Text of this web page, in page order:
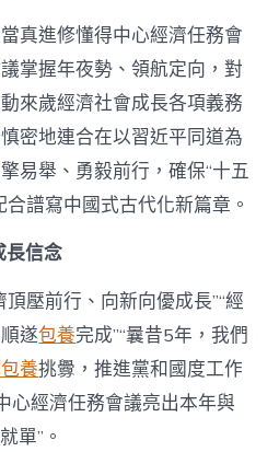
｜
真
抓
實
干
專
包
養
行
首
創
中
國
式
古
進修懂得中心經濟任務會
掌握年夜勢、領航定向，對
來歲經濟社會成長各項義務
密地連合在以習近平同道為
易舉、勇毅前行，確保“十五
譜寫中國式古代化新篇章。
長信念
頂壓前行、向新向優成長”“經
遂包養完成”“曩昔5年，我們
養挑釁，推進黨和國度工作
心經濟任務會議亮出本年與
單”。